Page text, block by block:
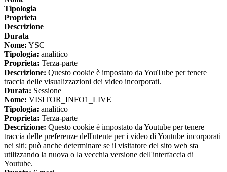
Tipologia
Proprieta
Descrizione
Durata
Nome: YSC
Tipologia: analitico
Proprieta: Terza-parte
Descrizione: Questo cookie è impostato da YouTube per tenere
traccia delle visualizzazioni dei video incorporati.
Durata: Sessione
Nome: VISITOR_INFO1_LIVE
Tipologia: analitico
Proprieta: Terza-parte
Descrizione: Questo cookie è impostato da Youtube per tenere
traccia delle preferenze dell'utente per i video di Youtube incorporati
nei siti; può anche determinare se il visitatore del sito web sta
utilizzando la nuova o la vecchia versione dell'interfaccia di
Youtube.